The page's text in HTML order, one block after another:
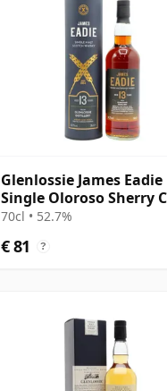
Glenlossie James Eadie
Single Oloroso Sherry
#378491 2011 13 jaar oud
70cl • 52.7%
€ 81 ?